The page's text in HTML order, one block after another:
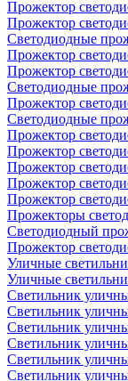
Прожектор
Прожектор
Светодиодные
Прожектор
Прожектор
Светодиодные
Прожектор
Светодиодные
Прожектор
Прожектор
Прожектор
Прожектор
Прожектор
Прожекторы
Светодиодный
Прожектор
Уличные
Уличные
Светильник
Светильник
Светильник
Светильник
Светильник
Светильник